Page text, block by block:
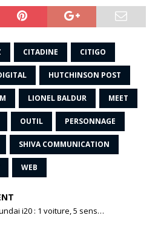
CITADINE CITIGO
HUTCHINSON POST
LIONEL BALDUR MEET
OUTIL PERSONNAGE
SHIVA COMMUNICATION
WEB
i20 : 1 voiture, 5 sens…